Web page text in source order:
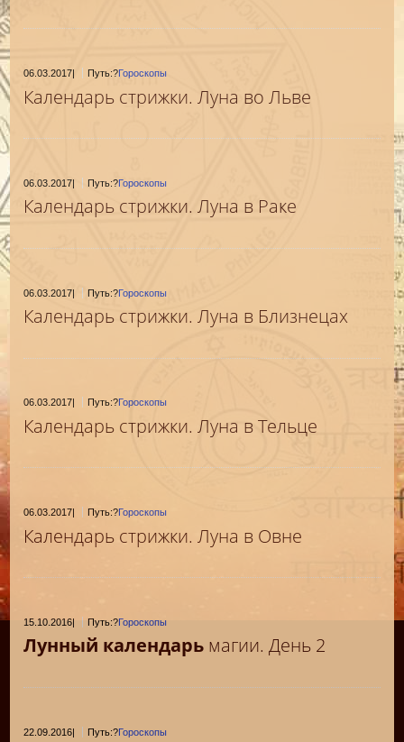
06.03.2017| Путь:?Гороскопы
Календарь стрижки. Луна во Льве
06.03.2017| Путь:?Гороскопы
Календарь стрижки. Луна в Раке
06.03.2017| Путь:?Гороскопы
Календарь стрижки. Луна в Близнецах
06.03.2017 Путь:?Гороскопы
Календарь стрижки. Луна в Тельце
06.03.2017 Путь:?Гороскопы
Календарь стрижки. Луна в Овне
15.10.2016| Путь:?Гороскопы
Лунный календарь магии. День 2
22.09.2016| Путь:?Гороскопы